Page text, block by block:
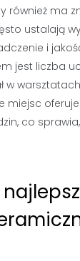
również ma
ustalają
i
jest liczba
w
miejsc
co